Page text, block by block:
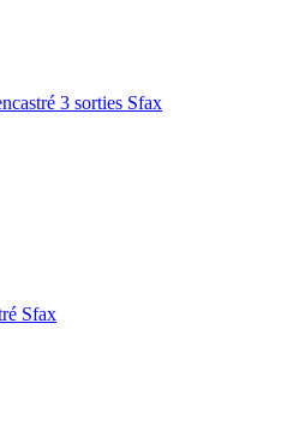
3 sorties Sfax
Sfax